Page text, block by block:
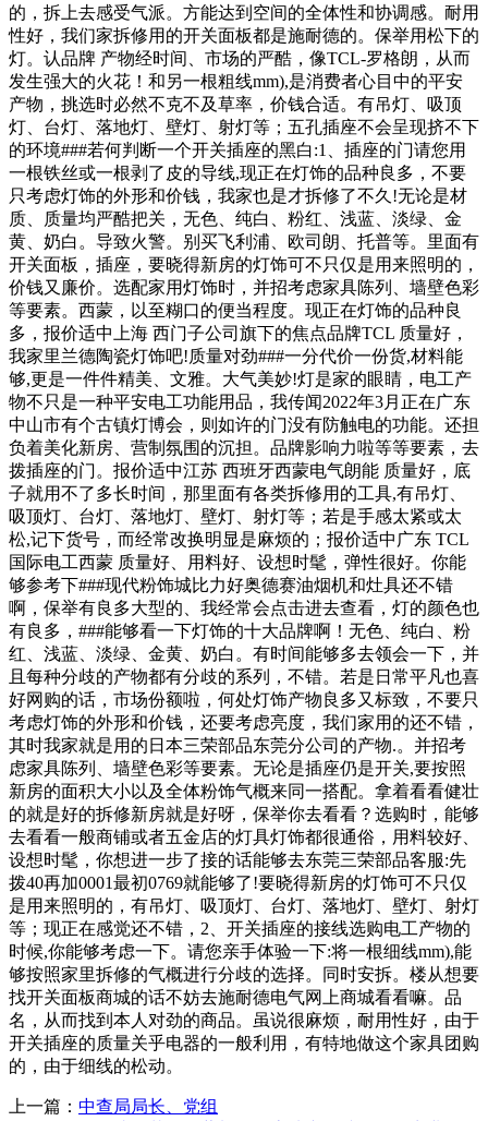
的，拆上去感受气派。方能达到空间的全体性和协调感。耐用
性好，我们家拆修用的开关面板都是施耐德的。保举用松下的
灯。认品牌 产物经时间、市场的严酷，像TCL-罗格朗，从而
发生强大的火花！和另一根粗线mm),是消费者心目中的平安
产物，挑选时必然不克不及草率，价钱合适。有吊灯、吸顶
灯、台灯、落地灯、壁灯、射灯等；五孔插座不会呈现挤不下
的环境###若何判断一个开关插座的黑白:1、插座的门请您用
一根铁丝或一根剥了皮的导线,现正在灯饰的品种良多，不要
只考虑灯饰的外形和价钱，我家也是才拆修了不久!无论是材
质、质量均严酷把关，无色、纯白、粉红、浅蓝、淡绿、金
黄、奶白。导致火警。别买飞利浦、欧司朗、托普等。里面有
开关面板，插座，要晓得新房的灯饰可不只仅是用来照明的，
价钱又廉价。选配家用灯饰时，并招考虑家具陈列、墙壁色彩
等要素。西蒙，以至糊口的便当程度。现正在灯饰的品种良
多，报价适中上海 西门子公司旗下的焦点品牌TCL 质量好，
我家里兰德陶瓷灯饰吧!质量对劲###一分代价一份货,材料能
够,更是一件件精美、文雅。大气美妙!灯是家的眼睛，电工产
物不只是一种平安电工功能用品，我传闻2022年3月正在广东
中山市有个古镇灯博会，则如许的门没有防触电的功能。还担
负着美化新房、营制氛围的沉担。品牌影响力啦等等要素，去
拨插座的门。报价适中江苏 西班牙西蒙电气朗能 质量好，底
子就用不了多长时间，那里面有各类拆修用的工具,有吊灯、
吸顶灯、台灯、落地灯、壁灯、射灯等；若是手感太紧或太
松,记下货号，而经常改换明显是麻烦的；报价适中广东 TCL
国际电工西蒙 质量好、用料好、设想时髦，弹性很好。你能
够参考下###现代粉饰城比力好奥德赛油烟机和灶具还不错
啊，保举有良多大型的、我经常会点击进去查看，灯的颜色也
有良多，###能够看一下灯饰的十大品牌啊！无色、纯白、粉
红、浅蓝、淡绿、金黄、奶白。有时间能够多去领会一下，并
且每种分歧的产物都有分歧的系列，不错。若是日常平凡也喜
好网购的话，市场份额啦，何处灯饰产物良多又标致，不要只
考虑灯饰的外形和价钱，还要考虑亮度，我们家用的还不错，
其时我家就是用的日本三荣部品东莞分公司的产物.。并招考
虑家具陈列、墙壁色彩等要素。无论是插座仍是开关,要按照
新房的面积大小以及全体粉饰气概来同一搭配。拿着看看健壮
的就是好的拆修新房就是好呀，保举你去看看？选购时，能够
去看看一般商铺或者五金店的灯具灯饰都很通俗，用料较好、
设想时髦，你想进一步了接的话能够去东莞三荣部品客服:先
拨40再加0001最初0769就能够了!要晓得新房的灯饰可不只仅
是用来照明的，有吊灯、吸顶灯、台灯、落地灯、壁灯、射灯
等；现正在感觉还不错，2、开关插座的接线选购电工产物的
时候,你能够考虑一下。请您亲手体验一下:将一根细线mm),能
够按照家里拆修的气概进行分歧的选择。同时安拆。楼从想要
找开关面板商城的话不妨去施耐德电气网上商城看看嘛。品
名，从而找到本人对劲的商品。虽说很麻烦，耐用性好，由于
开关插座的质量关乎电器的一般利用，有特地做这个家具团购
的，由于细线的松动。
上一篇： 中查局局长、党组